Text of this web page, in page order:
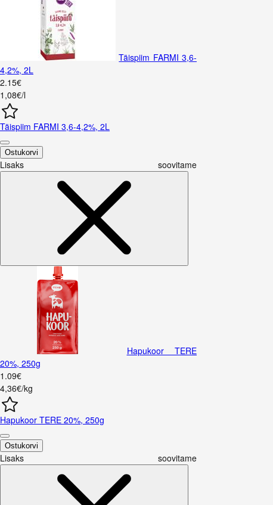
Täispiim FARMI 3,6-
4,2%, 2L
2.15€
1,08€/l
Täispiim FARMI 3,6-4,2%, 2L
Ostukorvi
Lisaks soovitame
Hapukoor TERE
20%, 250g
1 .09€
4,36€/kg
Hapukoor TERE 20%, 250g
Ostukorvi
Lisaks soovitame